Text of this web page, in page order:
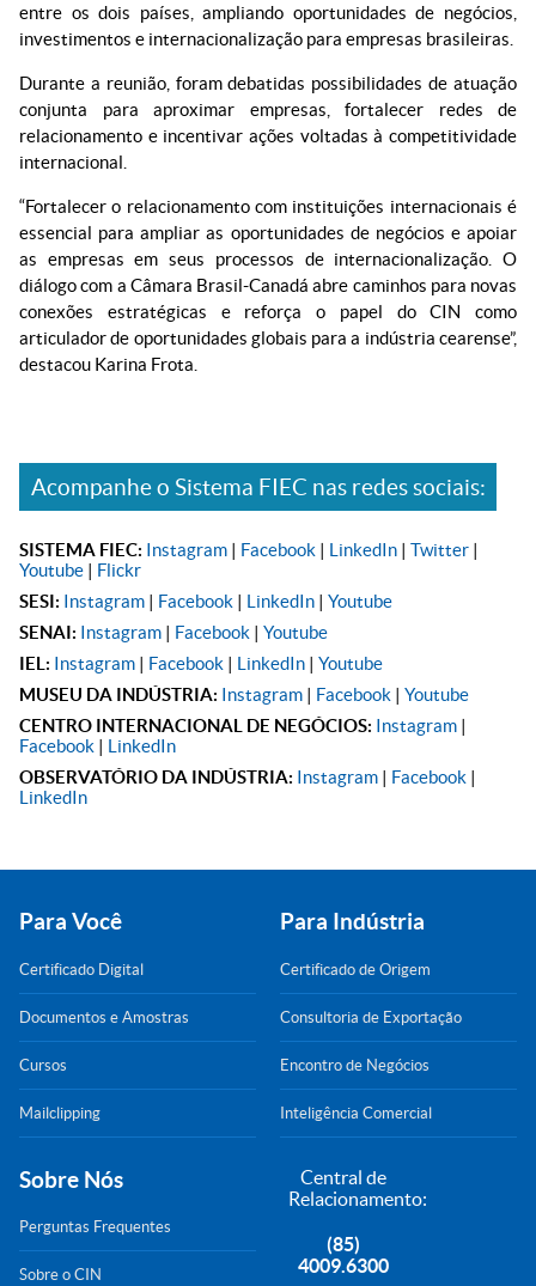
entre os dois países, ampliando oportunidades de negócios,
investimentos e internacionalização para empresas brasileiras.
Durante a reunião, foram debatidas possibilidades de atuação
conjunta para aproximar empresas, fortalecer redes de
relacionamento e incentivar ações voltadas à competitividade
internacional.
“Fortalecer o relacionamento com instituições internacionais é
essencial para ampliar as oportunidades de negócios e apoiar
as empresas em seus processos de internacionalização. O
diálogo com a Câmara Brasil-Canadá abre caminhos para novas
conexões estratégicas e reforça o papel do CIN como
articulador de oportunidades globais para a indústria cearense”,
destacou Karina Frota.
Acompanhe o Sistema FIEC nas redes sociais:
SISTEMA FIEC: Instagram | Facebook | LinkedIn | Twitter |
Youtube | Flickr
SESI: Instagram | Facebook | LinkedIn | Youtube
SENAI: Instagram | Facebook | Youtube
IEL: Instagram | Facebook | LinkedIn | Youtube
MUSEU DA INDÚSTRIA: Instagram | Facebook | Youtube
CENTRO INTERNACIONAL DE NEGÓCIOS: Instagram |
Facebook | LinkedIn
OBSERVATÓRIO DA INDÚSTRIA: Instagram | Facebook |
LinkedIn
Para Você
Certificado Digital
Documentos e Amostras
Cursos
Mailclipping
Para Indústria
Certificado de Origem
Consultoria de Exportação
Encontro de Negócios
Inteligência Comercial
Sobre Nós
Perguntas Frequentes
Sobre o CIN
Central de
Relacionamento:
(85)
4009.6300